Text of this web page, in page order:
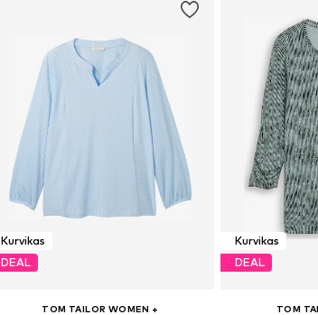
Kurvikas
DEAL
TOM TAILOR WOMEN +
Kurvikas
DEAL
TOM